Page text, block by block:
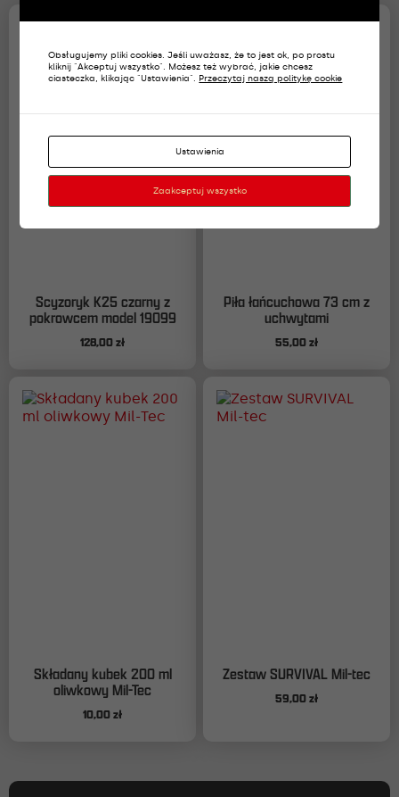
Scyzoryk K25 czarny z
pokrowcem model 19099
128,00zł
Piła łańcuchowa 73 cm z
uchwytami
55,00zł
Składany kubek 200 ml
oliwkowy Mil-Tec
10,00zł
Zestaw SURVIVAL Mil-tec
59,00zł
Obsługujemy pliki cookies. Jeśli uważasz, że to jest ok, po prostu
kliknij "Akceptuj wszystko". Możesz też wybrać, jakie chcesz
ciasteczka, klikając "Ustawienia". Przeczytaj naszą politykę cookie
Ustawienia
Zaakceptuj wszystko